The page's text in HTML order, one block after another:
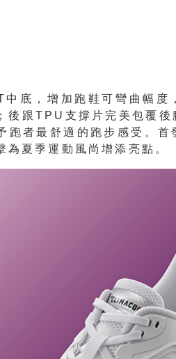
底，增加跑鞋可彎曲幅度
後跟TPU支撐片完美包覆後
跑者最舒適的跑步感受。首
為夏季運動風尚增添亮點。